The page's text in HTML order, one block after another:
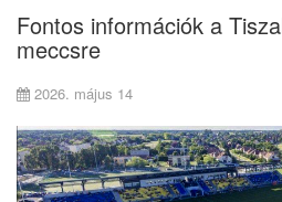
Fontos információk a
meccsre
2026. május 14